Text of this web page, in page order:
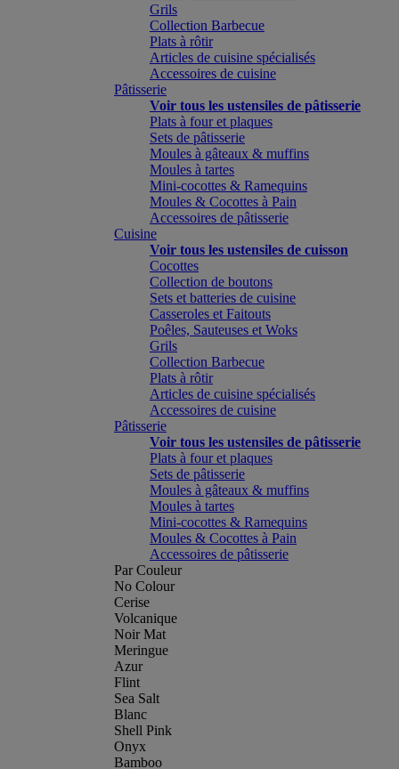
Grils
Collection Barbecue
Plats à rôtir
Articles de cuisine spécialisés
Accessoires de cuisine
Pâtisserie
Voir tous les ustensiles de pâtisserie
Plats à four et plaques
Sets de pâtisserie
Moules à gâteaux & muffins
Moules à tartes
Mini-cocottes & Ramequins
Moules & Cocottes à Pain
Accessoires de pâtisserie
Cuisine
Voir tous les ustensiles de cuisson
Cocottes
Collection de boutons
Sets et batteries de cuisine
Casseroles et Faitouts
Poêles, Sauteuses et Woks
Grils
Collection Barbecue
Plats à rôtir
Articles de cuisine spécialisés
Accessoires de cuisine
Pâtisserie
Voir tous les ustensiles de pâtisserie
Plats à four et plaques
Sets de pâtisserie
Moules à gâteaux & muffins
Moules à tartes
Mini-cocottes & Ramequins
Moules & Cocottes à Pain
Accessoires de pâtisserie
Par Couleur
No Colour
Cerise
Volcanique
Noir Mat
Meringue
Azur
Flint
Sea Salt
Blanc
Shell Pink
Onyx
Bamboo